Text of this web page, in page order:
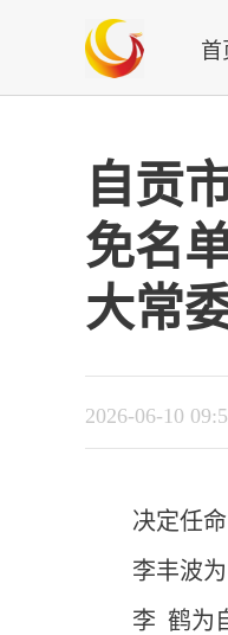
首
自贡
免名
大常
2026-06-10
决定任命
李丰波
李 鹤为